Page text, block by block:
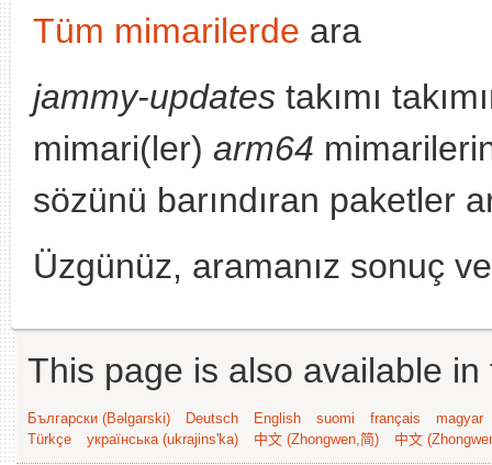
Tüm mimarilerde ara
jammy-updates takımı
mimari(ler) arm64
sözünü barındıran paketler
Üzgünüz, aramanız sonuç
This page is also available
Български (Bəlgarski) Deutsch English suomi français
magyar
Türkçe
українська (ukrajins'ka) 中文 (Zhongwen,简) 中文